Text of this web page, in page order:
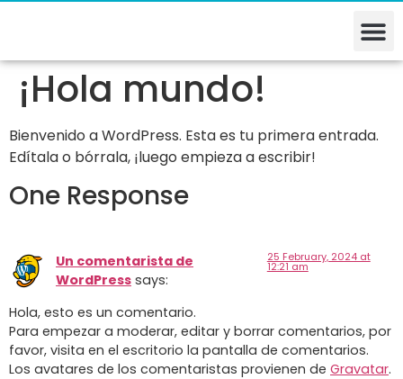
¡Hola mundo!
Bienvenido a WordPress. Esta es tu primera entrada.
Edítala o bórrala, ¡luego empieza a escribir!
One Response
Un comentarista de
WordPress says:
25 February, 2024 at
12:21 am
Hola, esto es un comentario.
Para empezar a moderar, editar y borrar comentarios, por
favor, visita en el escritorio la pantalla de comentarios.
Los avatares de los comentaristas provienen de Gravatar.